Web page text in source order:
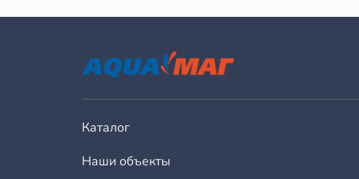
Каталог
Наши объекты